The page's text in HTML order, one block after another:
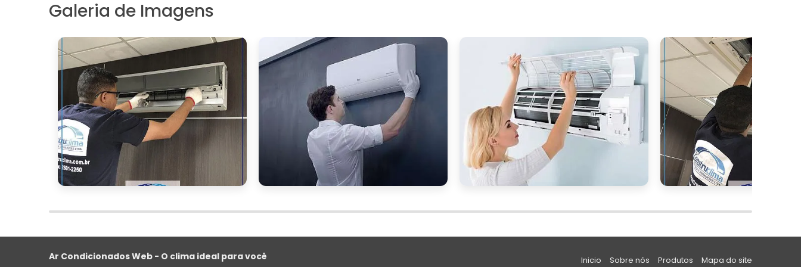
A higienização e a manutenção regular do ar condicionado split são práticas essenciais para
garantir o bom funcionamento e a eficiência energética do equipamento, especialmente em
ambientes comerciais.
Além de proporcionar um ar mais limpo e saudável, a manutenção adequada
reduz custos
operacionaiseprolonga a vida útil
do aparelho, representando um investimento valioso
para qualquer negócio.
Empresas que adotam essas práticas não apenas melhoram a qualidade do ambiente de
trabalho, mas também demonstram compromisso com o bem-estar de seus clientes e
colaboradores, além de contribuir para a sustentabilidade ambiental.
Investir na manutenção do ar condicionado é, portanto, uma decisão estratégica que pode
corporativa.
Se você está em busca de serviços de higienização e manutenção para o seu ar condicionado
split, não hesite em solicitar um orçamento com os parceiros do Soluções Industriais.
Galeria de Imagens
Ar Condicionados Web - O clima ideal para você Inicio Sobre nós Produtos Mapa do site